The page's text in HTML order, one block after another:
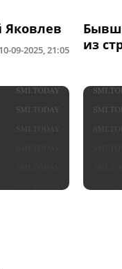
Яковлев
10-09-2025, 21:05
из